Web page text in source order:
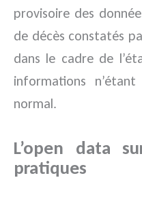
provisoire des
de décès constatés
dans le cadre de
informations
normal.
L’open data
pratiques